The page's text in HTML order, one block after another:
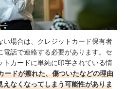
い場合は、クレジットカード保有者
話で連絡する必要があります。 セ
トカードに単純に印字されている情
ードが擦れた、傷ついたなどの理由
えなくなってしまう可能性がありま